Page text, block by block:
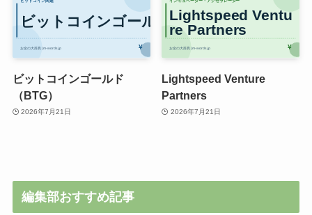
ビットコインゴールド
（BTG）
2026年7月21日
Lightspeed Venture
Partners
2026年7月21日
編集部おすすめ記事